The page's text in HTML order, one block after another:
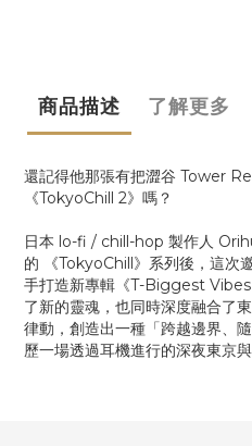
商品描述 了解更多
還記得他那張有把澀谷 Tower
《TokyoChill 2》嗎？
日本 lo-fi / chill-hop 製作人
的 《TokyoChill》系列後，這次
手打造新專輯《T-Biggest Vibes
了新的靈魂，也同時深度融合了
律動，創造出一種「跨越邊界、
歷一場透過耳機進行的深夜東京與